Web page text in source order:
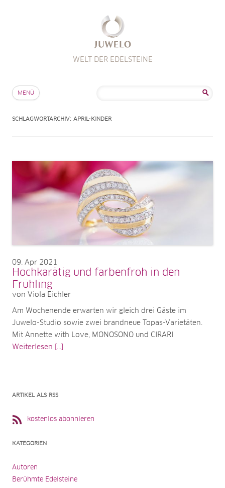
WELT DER EDELSTEINE
MENÜ
SCHLAGWORTARCHIV: APRIL-KINDER
09 Apr 2021
Hochkarätig und farbenfroh in den
Frühling
von Viola Eichler
Am Wochenende erwarten wir gleich drei Gäste im
Juwelo-Studio sowie zwei brandneue Topas-Varietäten.
Mit Annette with Love, MONOSONO und CIRARI
Weiterlesen [...]
ARTIKEL ALS RSS
kostenlos abonnieren
KATEGORIEN
Autoren
Berühmte Edelsteine